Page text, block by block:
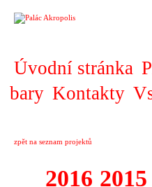
Úvodní stránka
bary Kontakty
zpět na seznam projektů
2016 2015